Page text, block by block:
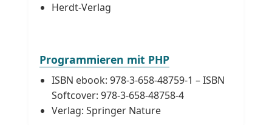
Herdt-Verlag
Programmieren mit PHP
ISBN ebook: 978-3-658-48759-1 – ISBN
Softcover: 978-3-658-48758-4
Verlag: Springer Nature